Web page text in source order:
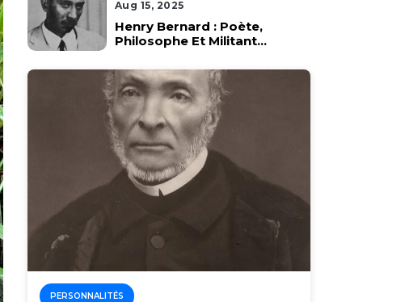
Aug 15, 2025
Henry Bernard : Poète,
Philosophe Et Militant...
PERSONNALITÉS